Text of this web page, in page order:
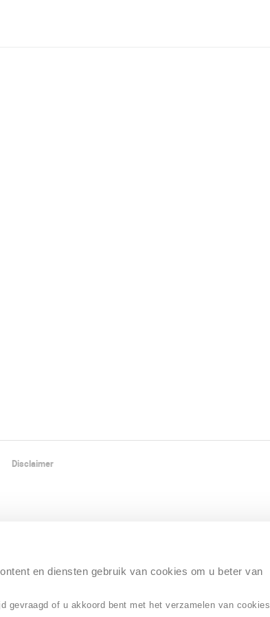
en diensten gebruik van cookies om u beter van
gevraagd of u akkoord bent met het verzamelen van cookies
Disclaimer